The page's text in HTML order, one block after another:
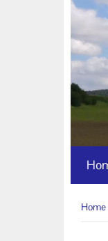
Home
Veranstaltungen
Online-
Zentrale
Eltern-Kind-
Alle